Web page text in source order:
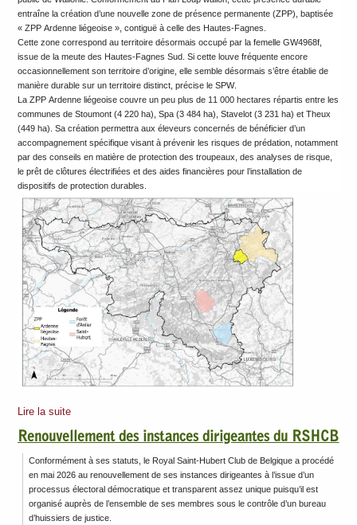
entraîne la création d’une nouvelle zone de présence permanente (ZPP), baptisée
« ZPP Ardenne liégeoise », contiguë à celle des Hautes-Fagnes.
Cette zone correspond au territoire désormais occupé par la femelle GW4968f,
issue de la meute des Hautes-Fagnes Sud. Si cette louve fréquente encore
occasionnellement son territoire d’origine, elle semble désormais s’être établie de
manière durable sur un territoire distinct, précise le SPW.
La ZPP Ardenne liégeoise couvre un peu plus de 11 000 hectares répartis entre les
communes de Stoumont (4 220 ha), Spa (3 484 ha), Stavelot (3 231 ha) et Theux
(449 ha). Sa création permettra aux éleveurs concernés de bénéficier d’un
accompagnement spécifique visant à prévenir les risques de prédation, notamment
par des conseils en matière de protection des troupeaux, des analyses de risque,
le prêt de clôtures électrifiées et des aides financières pour l’installation de
dispositifs de protection durables.
Lire la suite
Renouvellement des instances dirigeantes du RSHCB
Conformément à ses statuts, le Royal Saint-Hubert Club de Belgique a procédé
en mai 2026 au renouvellement de ses instances dirigeantes à l’issue d’un
processus électoral démocratique et transparent assez unique puisqu’il est
organisé auprès de l’ensemble de ses membres sous le contrôle d’un bureau
d’huissiers de justice.